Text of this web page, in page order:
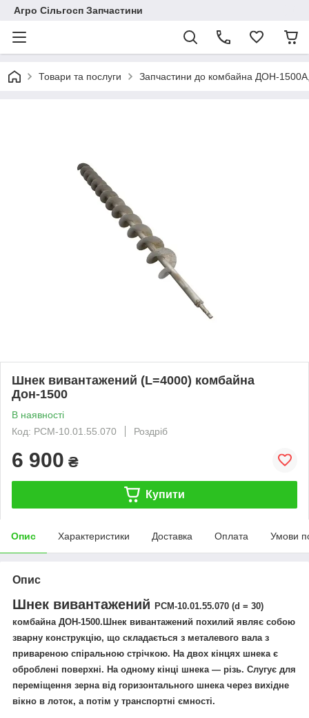
Агро Сільгосп Запчастини
Товари та послуги Запчастини до комбайна ДОН-
Шнек вивантажений (L=4000) комбайна
Дон-1500
В наявності
Код: РСМ-10.01.55.070
Роздріб
6 900 ₴
Купити
Опис Характеристики Доставка Оплата Умови
Опис
Шнек вивантажений РСМ-10.01.55.070 (d = 30)
комбайна ДОН-1500.Шнек вивантажений похилий являє собою
зварну конструкцію, що складається з металевого вала з
привареною спіральною стрічкою. На двох кінцях шнека є
оброблені поверхні. На одному кінці шнека — різь. Слугує для
переміщення зерна від горизонтального шнека через вихідне
вікно в лоток, а потім у транспортні ємності.